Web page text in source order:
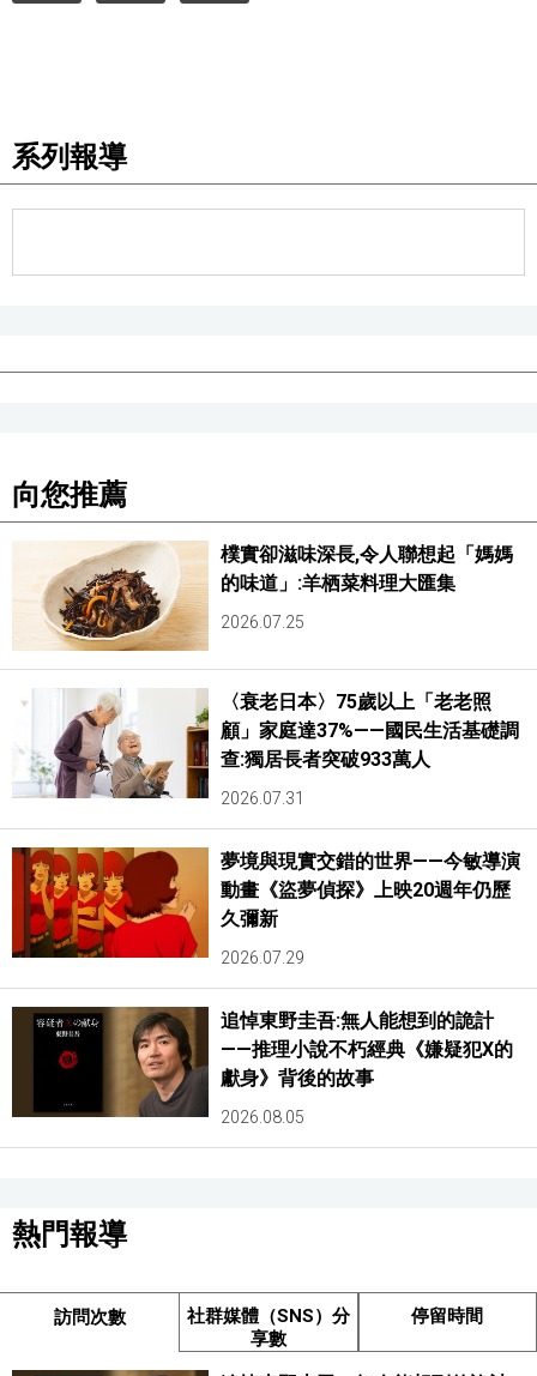
系列報導
向您推薦
樸實卻滋味深長,令人聯想起「媽媽
的味道」:羊栖菜料理大匯集
2026.07.25
〈衰老日本〉75歲以上「老老照
顧」家庭達37%——國民生活基礎調
查:獨居長者突破933萬人
2026.07.31
夢境與現實交錯的世界——今敏導演
動畫《盜夢偵探》上映20週年仍歷
久彌新
2026.07.29
追悼東野圭吾:無人能想到的詭計
——推理小說不朽經典《嫌疑犯X的
獻身》背後的故事
2026.08.05
熱門報導
訪問次數
社群媒體（SNS）分
享數
停留時間